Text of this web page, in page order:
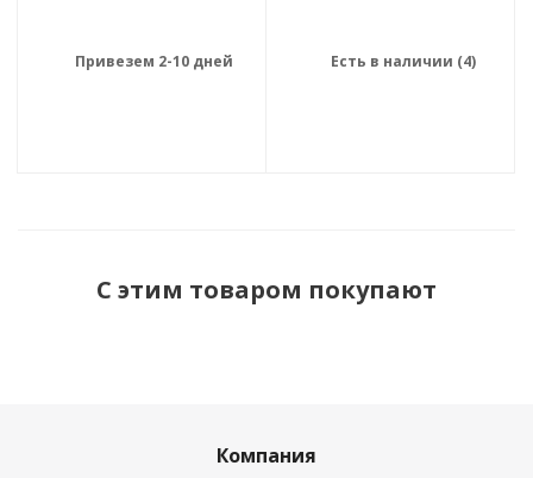
Привезем 2-10 дней Есть в наличии (4)
С этим товаром покупают
Компания